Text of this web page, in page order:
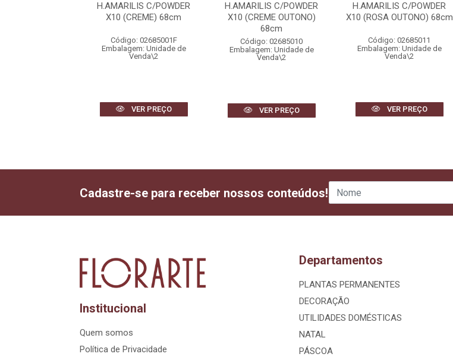
H.AMARILIS C/POWDER
X10 (CREME) 68cm
Código: 02685001F
Embalagem: Unidade de
Venda\2
VER PREÇO
H.AMARILIS C/POWDER
X10 (CREME OUTONO)
68cm
Código: 02685010
Embalagem: Unidade de
Venda\2
VER PREÇO
H.AMARILIS C/POWDER
X10 (ROSA OUTONO) 68cm
Código: 02685011
Embalagem: Unidade de
Venda\2
VER PREÇO
Cadastre-se para receber nossos conteúdos!
Institucional
Quem somos
Política de Privacidade
Departamentos
PLANTAS PERMANENTES
DECORAÇÃO
UTILIDADES DOMÉSTICAS
NATAL
PÁSCOA